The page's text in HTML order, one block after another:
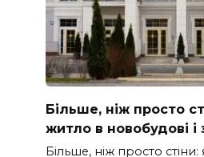
Більше, ніж просто
житло в новобудові і
Більше, ніж просто стіни: